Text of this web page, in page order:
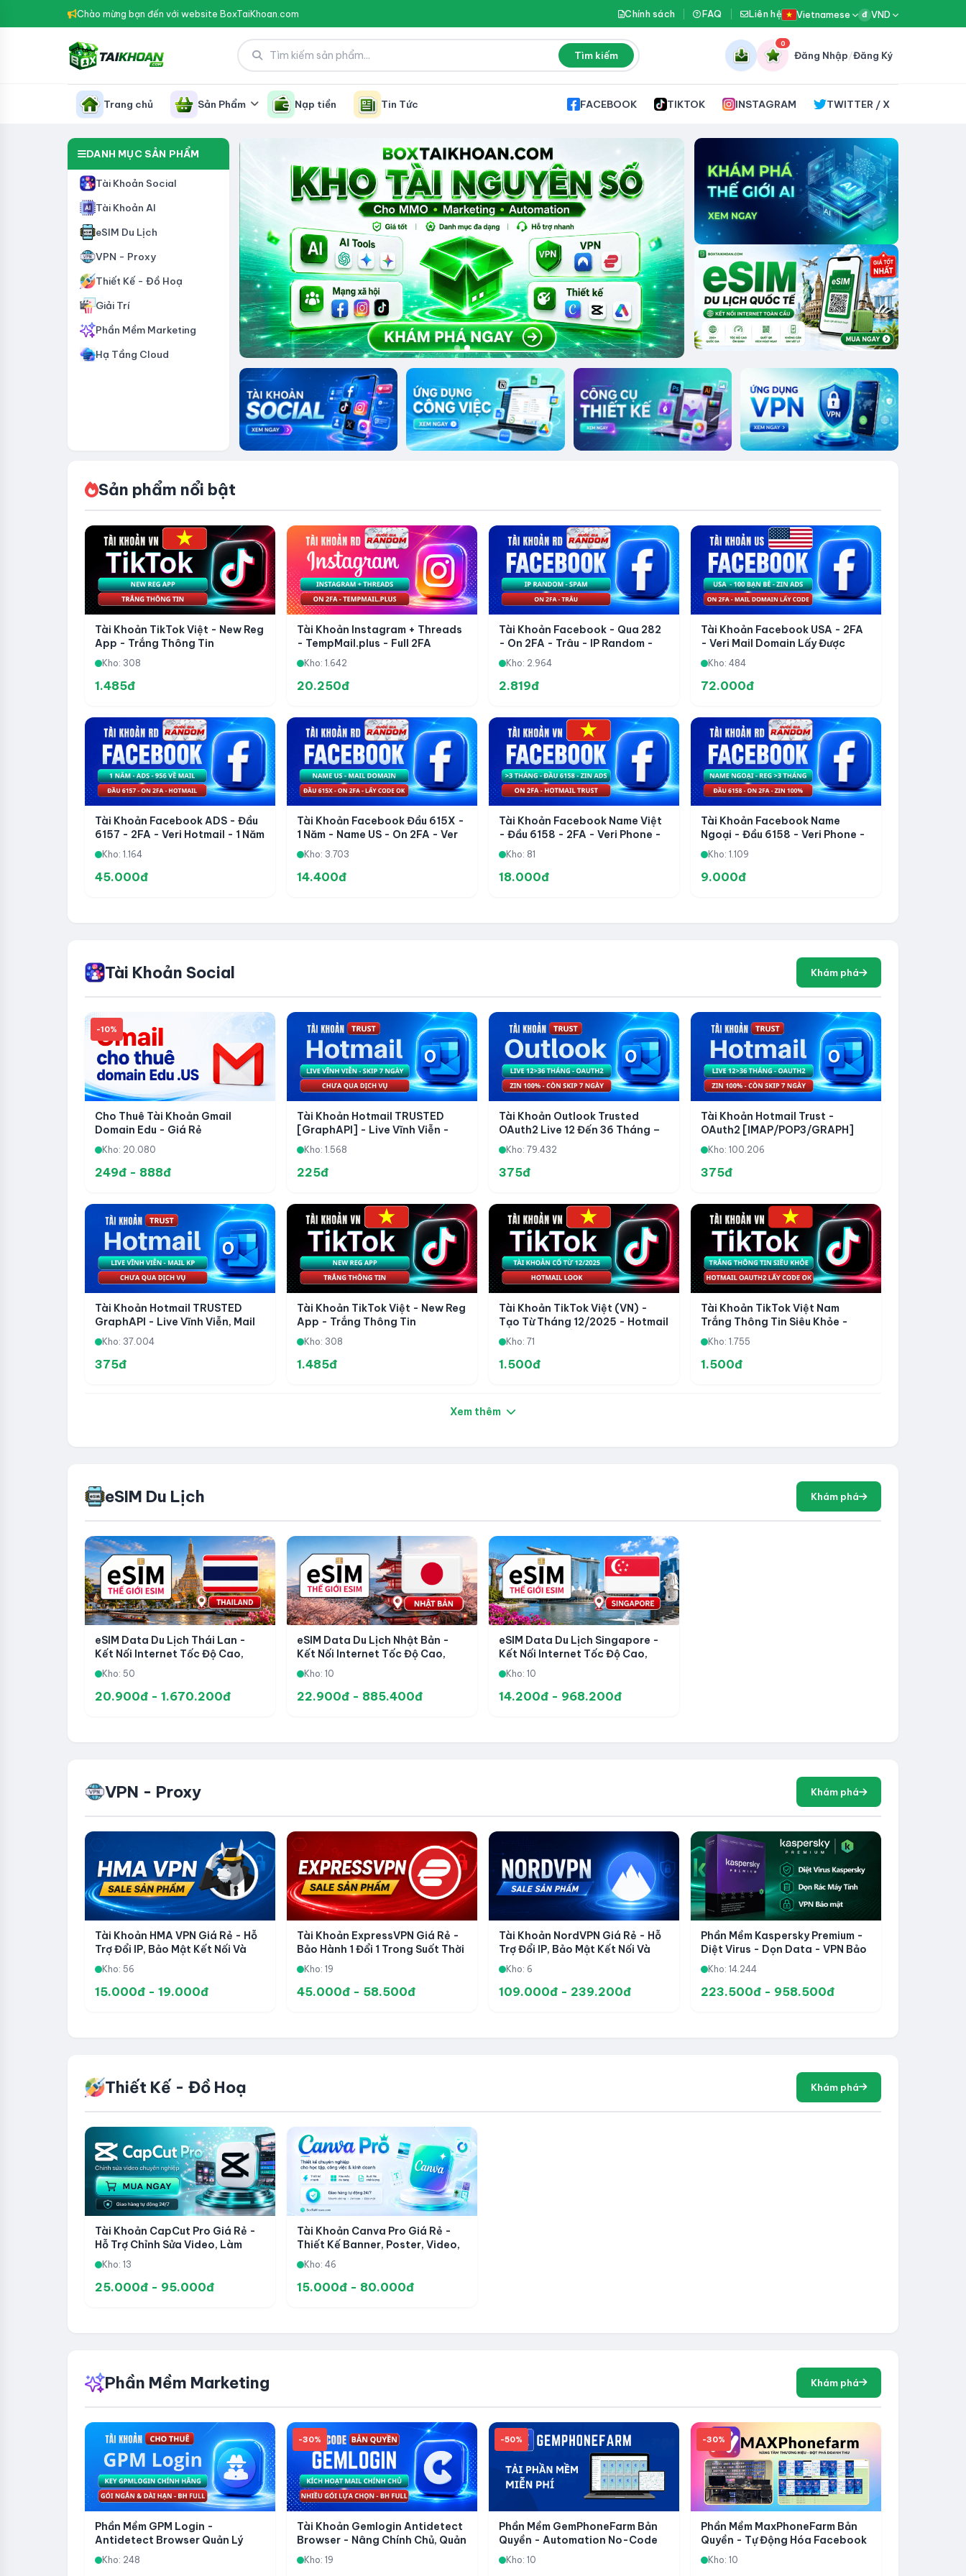
Chào mừng bạn đến với website BoxTaiKhoan.com Chính sách FAQ Liên hệ Vietnamese đ VND
Tìm kiếm
0
Đăng Nhập/Đăng Ký
Trang chủ Sản Phẩm Nạp tiền Tin Tức FACEBOOK TIKTOK INSTAGRAM TWITTER / X
DANH MỤC SẢN PHẨM
Tài Khoản Social
Tài Khoản AI
eSIM Du Lịch
VPN - Proxy
Thiết Kế - Đồ Hoạ
Giải Trí
Phần Mềm Marketing
Hạ Tầng Cloud
Sản phẩm nổi bật
Tài Khoản TikTok Việt - New Reg
App - Trắng Thông Tin
Kho: 308
1.485đ
Tài Khoản Instagram + Threads
- TempMail.plus - Full 2FA
Kho: 1.642
20.250đ
Tài Khoản Facebook - Qua 282
- On 2FA - Trâu - IP Random -
Spam
Kho: 2.964
2.819đ
Tài Khoản Facebook USA - 2FA
- Veri Mail Domain Lấy Được
Code - 100 Bạn Bè - Zin ADS
Kho: 484
72.000đ
Tài Khoản Facebook ADS - Đầu
6157 - 2FA - Veri Hotmail - 1 Năm
- 956 Về Mail - Qua 282 - Share
Page Không Dính WhatsApp
Kho: 1.164
45.000đ
Tài Khoản Facebook Đầu 615X -
1 Năm - Name US - On 2FA - Ver
Domain Lấy Được Code
Kho: 3.703
14.400đ
Tài Khoản Facebook Name Việt
- Đầu 6158 - 2FA - Veri Phone -
Hotmail Trust - Zin ADS - Reg
Trên 3 Tháng
Kho: 81
18.000đ
Tài Khoản Facebook Name
Ngoại - Đầu 6158 - Veri Phone -
Đã Thêm Hotmail - 2FA Zin 100%
- Reg Trên 3 Tháng - Đầu 6158
Kho: 1.109
9.000đ
Tài Khoản Social Khám phá
-10%
Cho Thuê Tài Khoản Gmail
Domain Edu - Giá Rẻ
Kho: 20.080
249đ - 888đ
Tài Khoản Hotmail TRUSTED
[GraphAPI] - Live Vĩnh Viễn -
Skip 7 Days - Chưa Qua Dịch Vụ
Kho: 1.568
225đ
Tài Khoản Outlook Trusted
OAuth2 Live 12 Đến 36 Tháng –
IMAP/POP3/GRAPH – Zin 100% –
Còn Skip 7 Ngày
Kho: 79.432
375đ
Tài Khoản Hotmail Trust -
OAuth2 [IMAP/POP3/GRAPH]
Live 12 đến 36 Months - Zin
100% - Còn Skip 7 Ngày
Kho: 100.206
375đ
Tài Khoản Hotmail TRUSTED
GraphAPI - Live Vĩnh Viễn, Mail
Khôi Phục Fviainboxes - Chưa
Qua Dịch Vụ
Kho: 37.004
375đ
Tài Khoản TikTok Việt - New Reg
App - Trắng Thông Tin
Kho: 308
1.485đ
Tài Khoản TikTok Việt (VN) -
Tạo Từ Tháng 12/2025 - Hotmail
Lock - Acc Cổ Ngon
Kho: 71
1.500đ
Tài Khoản TikTok Việt Nam
Trắng Thông Tin Siêu Khỏe -
Hotmail Trust OAuth2 Live Login
Được - Lấy Code Được
Kho: 1.755
1.500đ
Xem thêm
eSIM Du Lịch Khám phá
eSIM Data Du Lịch Thái Lan -
Kết Nối Internet Tốc Độ Cao,
Kích Hoạt Nhanh Và Tiện Lợi
Kho: 50
20.900đ - 1.670.200đ
eSIM Data Du Lịch Nhật Bản -
Kết Nối Internet Tốc Độ Cao,
Kích Hoạt Nhanh Và Tiện Lợi
Kho: 10
22.900đ - 885.400đ
eSIM Data Du Lịch Singapore -
Kết Nối Internet Tốc Độ Cao,
Kích Hoạt Nhanh Và Tiện Lợi
Kho: 10
14.200đ - 968.200đ
VPN - Proxy Khám phá
Tài Khoản HMA VPN Giá Rẻ - Hỗ
Trợ Đổi IP, Bảo Mật Kết Nối Và
Truy Cập Riêng Tư
Kho: 56
15.000đ - 19.000đ
Tài Khoản ExpressVPN Giá Rẻ -
Bảo Hành 1 Đổi 1 Trong Suốt Thời
Gian Sử Dụng
Kho: 19
45.000đ - 58.500đ
Tài Khoản NordVPN Giá Rẻ - Hỗ
Trợ Đổi IP, Bảo Mật Kết Nối Và
Truy Cập Riêng Tư
Kho: 6
109.000đ - 239.200đ
Phần Mềm Kaspersky Premium -
Diệt Virus - Dọn Data - VPN Bảo
Vệ Quyền Riêng Tư
Kho: 14.244
223.500đ - 958.500đ
Thiết Kế - Đồ Hoạ Khám phá
Tài Khoản CapCut Pro Giá Rẻ -
Hỗ Trợ Chỉnh Sửa Video, Làm
Content Và Sáng Tạo Nội Dung
Chuyên Nghiệp
Kho: 13
25.000đ - 95.000đ
Tài Khoản Canva Pro Giá Rẻ -
Thiết Kế Banner, Poster, Video,
Slide Và Nội Dung Social Chuyên
Nghiệp
Kho: 46
15.000đ - 80.000đ
Phần Mềm Marketing Khám phá
Phần Mềm GPM Login -
Antidetect Browser Quản Lý
Nhiều Tài Khoản
Kho: 248
-30%
Tài Khoản Gemlogin Antidetect
Browser - Nâng Chính Chủ, Quản
Lý Nhiều Tài Khoản
Kho: 19
-50%
Phần Mềm GemPhoneFarm Bản
Quyền - Automation No-Code
Hỗ Trợ Treo App, Quản Lý Đa
Thiết Bị Và Vận Hành Social
Kho: 10
-30%
Phần Mềm MaxPhoneFarm Bản
Quyền - Tự Động Hóa Facebook
Trên Điện Thoại, Nuôi Tài Khoản
Và Quản Lý Phone Farm
Kho: 10